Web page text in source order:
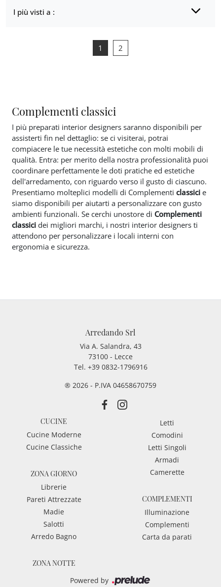
I più visti a :
1 2
Complementi classici
I più preparati interior designers saranno disponibili per
assisterti fin nel dettaglio: se ci visiterai, potrai
compiacere le tue necessità estetiche con molti mobili di
qualità. Entra: per merito della nostra professionalità puoi
coordinare perfettamente le doti pratiche ed estetiche
dell'arredamento, con riguardo verso il gusto di ciascuno.
Presentiamo molteplici modelli di Complementi classici e
siamo disponibili per aiutarti a personalizzare con gusto
ambienti funzionali. Se cerchi unostore di Complementi
classici dei migliori marchi, i nostri interior designers ti
attendono per personalizzare i locali interni con
ergonomia e sicurezza.
Arredando Srl
Via A. Salandra, 43
73100 - Lecce
Tel. +39 0832-1796916
® 2026 - P.IVA 04658670759
CUCINE
Cucine Moderne
Cucine Classiche
ZONA GIORNO
Librerie
Pareti Attrezzate
Madie
Salotti
Arredo Bagno
ZONA NOTTE
Letti
Comodini
Letti Singoli
Armadi
Camerette
COMPLEMENTI
Illuminazione
Complementi
Carta da parati
Powered by